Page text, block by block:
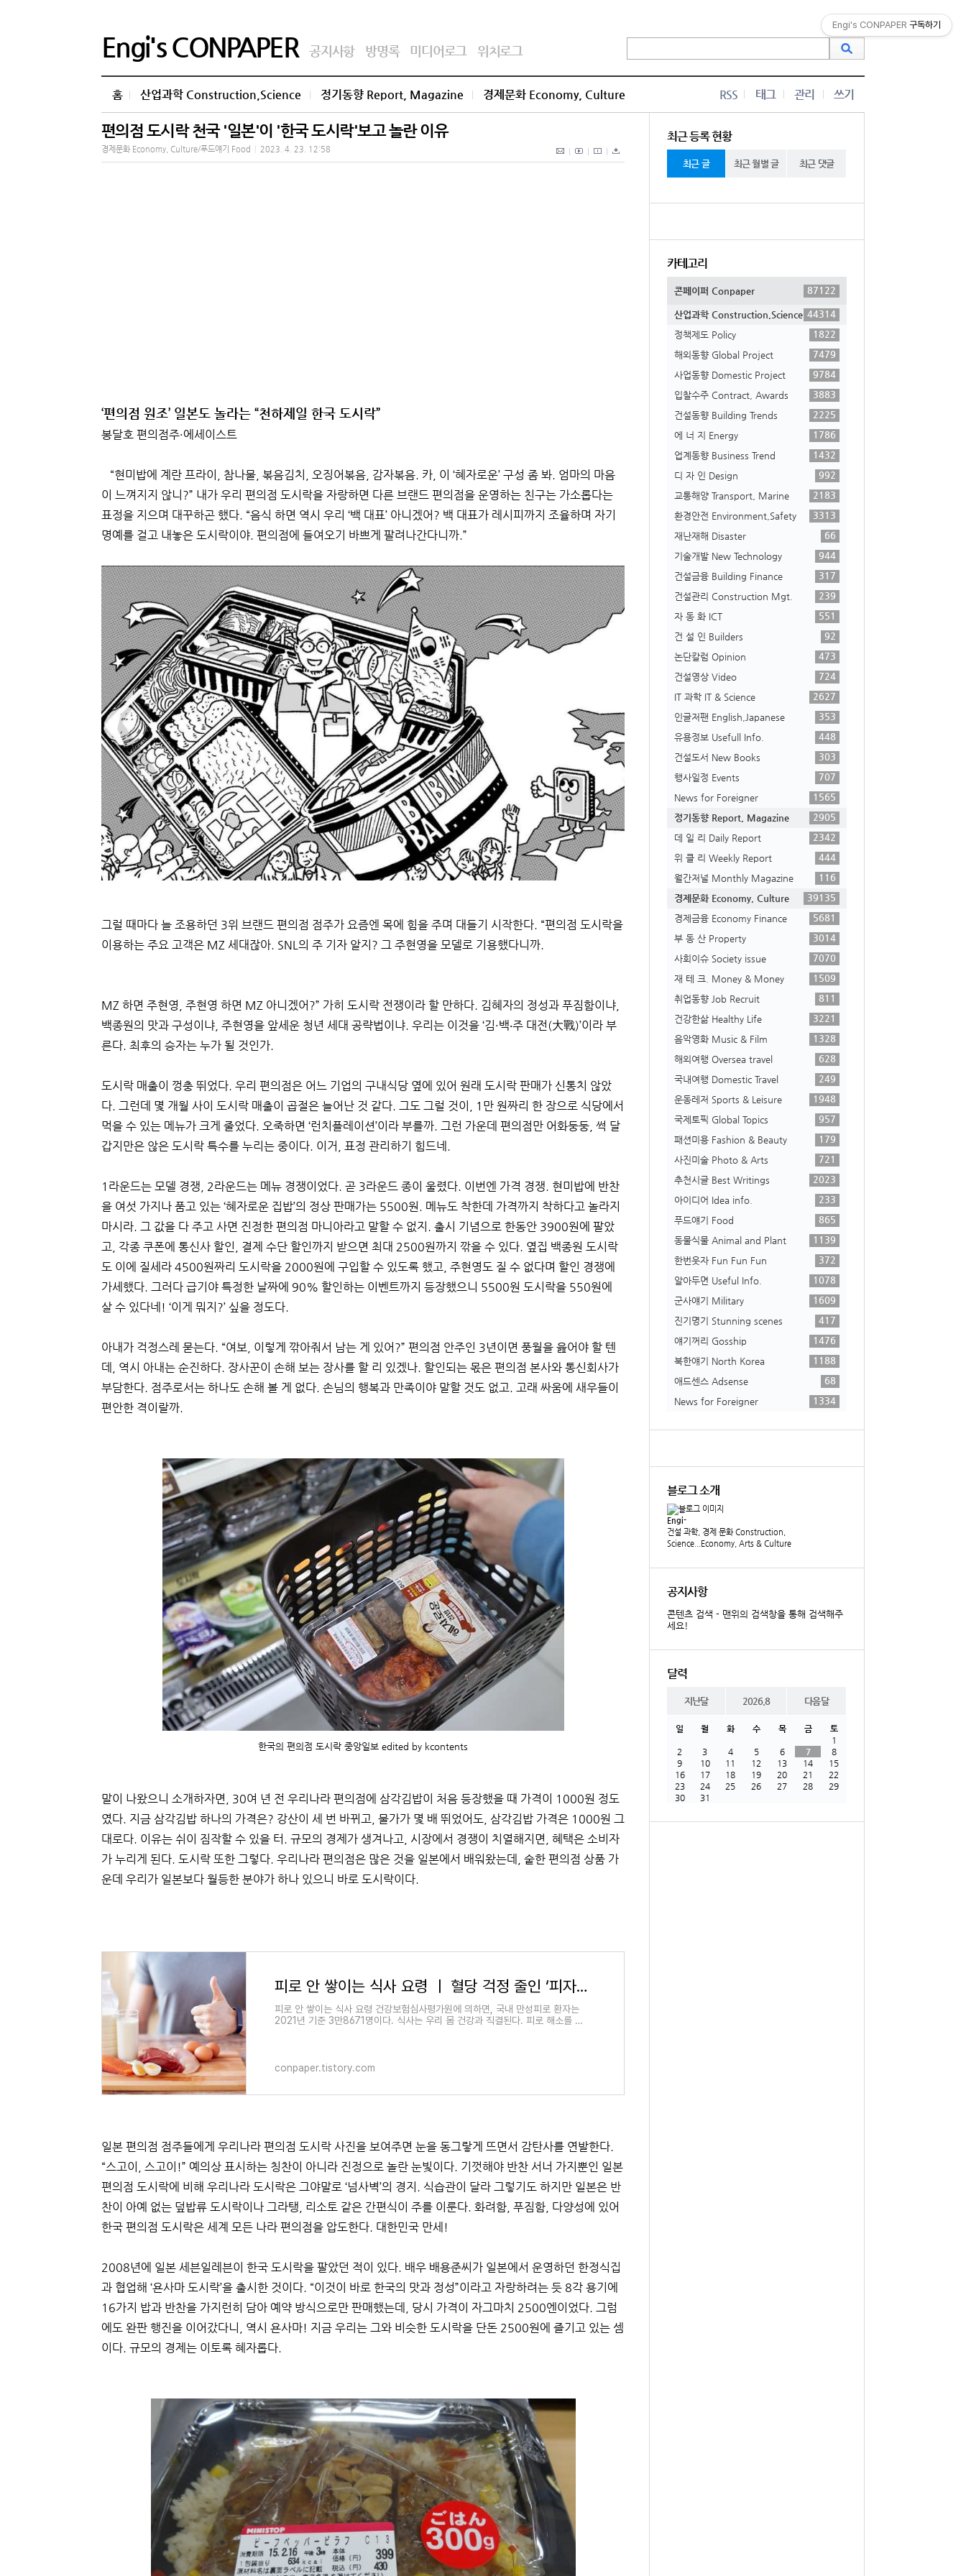
Engi's CONPAPER 공지사항 방명록 미디어로그 위치로그
홈 산업과학 Construction,Science 정기동향 Report, Magazine 경제문화 Economy, Culture RSS 태그 관리 쓰기
편의점 도시락 천국 '일본'이 '한국 도시락'보고 놀란 이유
경제문화 Economy, Culture/푸드얘기 Food 2023. 4. 23. 12:58
‘편의점 원조’ 일본도 놀라는 “천하제일 한국 도시락”
봉달호 편의점주·에세이스트
“현미밥에 계란 프라이, 참나물, 볶음김치, 오징어볶음, 감자볶음. 카, 이 ‘혜자로운’ 구성 좀 봐. 엄마의 마음
이 느껴지지 않니?” 내가 우리 편의점 도시락을 자랑하면 다른 브랜드 편의점을 운영하는 친구는 가소롭다는
표정을 지으며 대꾸하곤 했다. “음식 하면 역시 우리 ‘백 대표’ 아니겠어? 백 대표가 레시피까지 조율하며 자기
명예를 걸고 내놓은 도시락이야. 편의점에 들여오기 바쁘게 팔려나간다니까.”
그럴 때마다 늘 조용하던 3위 브랜드 편의점 점주가 요즘엔 목에 힘을 주며 대들기 시작한다. “편의점 도시락을
이용하는 주요 고객은 MZ 세대잖아. SNL의 주 기자 알지? 그 주현영을 모델로 기용했다니까.
MZ 하면 주현영, 주현영 하면 MZ 아니겠어?” 가히 도시락 전쟁이라 할 만하다. 김혜자의 정성과 푸짐함이냐,
백종원의 맛과 구성이냐, 주현영을 앞세운 청년 세대 공략법이냐. 우리는 이것을 ‘김·백‧주 대전(大戰)’이라 부
른다. 최후의 승자는 누가 될 것인가.
도시락 매출이 껑충 뛰었다. 우리 편의점은 어느 기업의 구내식당 옆에 있어 원래 도시락 판매가 신통치 않았
다. 그런데 몇 개월 사이 도시락 매출이 곱절은 늘어난 것 같다. 그도 그럴 것이, 1만 원짜리 한 장으로 식당에서
먹을 수 있는 메뉴가 크게 줄었다. 오죽하면 ‘런치플레이션’이라 부를까. 그런 가운데 편의점만 어화둥둥, 썩 달
갑지만은 않은 도시락 특수를 누리는 중이다. 이거, 표정 관리하기 힘드네.
1라운드는 모델 경쟁, 2라운드는 메뉴 경쟁이었다. 곧 3라운드 종이 울렸다. 이번엔 가격 경쟁. 현미밥에 반찬
을 여섯 가지나 품고 있는 ‘혜자로운 집밥’의 정상 판매가는 5500원. 메뉴도 착한데 가격까지 착하다고 놀라지
마시라. 그 값을 다 주고 사면 진정한 편의점 마니아라고 말할 수 없지. 출시 기념으로 한동안 3900원에 팔았
고, 각종 쿠폰에 통신사 할인, 결제 수단 할인까지 받으면 최대 2500원까지 깎을 수 있다. 옆집 백종원 도시락
도 이에 질세라 4500원짜리 도시락을 2000원에 구입할 수 있도록 했고, 주현영도 질 수 없다며 할인 경쟁에
가세했다. 그러다 급기야 특정한 날짜에 90% 할인하는 이벤트까지 등장했으니 5500원 도시락을 550원에
살 수 있다네! ‘이게 뭐지?’ 싶을 정도다.
아내가 걱정스레 묻는다. “여보, 이렇게 깎아줘서 남는 게 있어?” 편의점 안주인 3년이면 풍월을 읊어야 할 텐
데, 역시 아내는 순진하다. 장사꾼이 손해 보는 장사를 할 리 있겠나. 할인되는 몫은 편의점 본사와 통신회사가
부담한다. 점주로서는 하나도 손해 볼 게 없다. 손님의 행복과 만족이야 말할 것도 없고. 고래 싸움에 새우들이
편안한 격이랄까.
한국의 편의점 도시락 중앙일보 edited by kcontents
말이 나왔으니 소개하자면, 30여 년 전 우리나라 편의점에 삼각김밥이 처음 등장했을 때 가격이 1000원 정도
였다. 지금 삼각김밥 하나의 가격은? 강산이 세 번 바뀌고, 물가가 몇 배 뛰었어도, 삼각김밥 가격은 1000원 그
대로다. 이유는 쉬이 짐작할 수 있을 터. 규모의 경제가 생겨나고, 시장에서 경쟁이 치열해지면, 혜택은 소비자
가 누리게 된다. 도시락 또한 그렇다. 우리나라 편의점은 많은 것을 일본에서 배워왔는데, 숱한 편의점 상품 가
운데 우리가 일본보다 월등한 분야가 하나 있으니 바로 도시락이다.
피로 안 쌓이는 식사 요령 ㅣ 혈당 걱정 줄인 ‘피자빵’ 만들기
피로 안 쌓이는 식사 요령 건강보험심사평가원에 의하면, 국내 만성피로 환자는
2021년 기준 3만8671명이다. 식사는 우리 몸 건강과 직결된다. 피로 해소를 돕
conpaper.tistory.com
일본 편의점 점주들에게 우리나라 편의점 도시락 사진을 보여주면 눈을 동그랗게 뜨면서 감탄사를 연발한다.
“스고이, 스고이!” 예의상 표시하는 칭찬이 아니라 진정으로 놀란 눈빛이다. 기껏해야 반찬 서너 가지뿐인 일본
편의점 도시락에 비해 우리나라 도시락은 그야말로 ‘넘사벽’의 경지. 식습관이 달라 그렇기도 하지만 일본은 반
찬이 아예 없는 덮밥류 도시락이나 그라탱, 리소토 같은 간편식이 주를 이룬다. 화려함, 푸짐함, 다양성에 있어
한국 편의점 도시락은 세계 모든 나라 편의점을 압도한다. 대한민국 만세!
2008년에 일본 세븐일레븐이 한국 도시락을 팔았던 적이 있다. 배우 배용준씨가 일본에서 운영하던 한정식집
과 협업해 ‘욘사마 도시락’을 출시한 것이다. “이것이 바로 한국의 맛과 정성”이라고 자랑하려는 듯 8각 용기에
16가지 밥과 반찬을 가지런히 담아 예약 방식으로만 판매했는데, 당시 가격이 자그마치 2500엔이었다. 그럼
에도 완판 행진을 이어갔다니, 역시 욘사마! 지금 우리는 그와 비슷한 도시락을 단돈 2500원에 즐기고 있는 셈
이다. 규모의 경제는 이토록 혜자롭다.
최근 등록 현황
최근 글 최근 월별 글 최근 댓글
카테고리
콘페이퍼 Conpaper 87122
산업과학 Construction,Science 44314
정책제도 Policy
1822
해외동향 Global Project
7479
사업동향 Domestic Project
9784
입찰수주 Contract, Awards
3883
건설동향 Building Trends
2225
에 너 지 Energy
1786
업계동향 Business Trend
1432
디 자 인 Design
992
교통해양 Transport, Marine
2183
환경안전 Environment,Safety
3313
재난재해 Disaster
66
기술개발 New Technology
944
건설금융 Building Finance
317
건설관리 Construction Mgt.
239
자 동 화 ICT
551
건 설 인 Builders
92
논단칼럼 Opinion
473
건설영상 Video
724
IT 과학 IT & Science
2627
인글저팬 English,Japanese
353
유용정보 Usefull Info.
448
건설도서 New Books
303
행사일정 Events
707
News for Foreigner
1565
정기동향 Report, Magazine
2905
데 일 리 Daily Report
2342
위 클 리 Weekly Report
444
월간저널 Monthly Magazine
116
경제문화 Economy, Culture
39135
경제금융 Economy Finance
5681
부 동 산 Property
3014
사회이슈 Society issue
7070
재 테 크. Money & Money
1509
취업동향 Job Recruit
811
건강한삶 Healthy Life
3221
음악영화 Music & Film
1328
해외여행 Oversea travel
628
국내여행 Domestic Travel
249
운동레저 Sports & Leisure
1948
국제토픽 Global Topics
957
패션미용 Fashion & Beauty
179
사진미술 Photo & Arts
721
추천시글 Best Writings
2023
아이디어 Idea info.
233
푸드얘기 Food
865
동물식물 Animal and Plant
1139
한번웃자 Fun Fun Fun
372
알아두면 Useful Info.
1078
군사얘기 Military
1609
진기명기 Stunning scenes
417
얘기꺼리 Gosship
1476
북한얘기 North Korea
1188
애드센스 Adsense
68
News for Foreigner
1334
블로그 소개
Engi-
건설 과학, 경제 문화 Construction,
Science...Economy, Arts & Culture
공지사항
콘텐츠 검색 - 맨위의 검색창을 통해 검색해주
세요!
달력
지난달 2026.8 다음달
일 월 화 수 목 금
토
1
2
3 4 5 6 7
8
9
10 11 12 13 14
15
16
17 18 19 20 21
22
23
24 25 26 27 28
29
30
31
Engi's CONPAPER 구독하기